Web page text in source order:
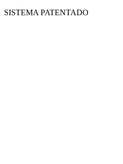
SISTEMA PATENTADO